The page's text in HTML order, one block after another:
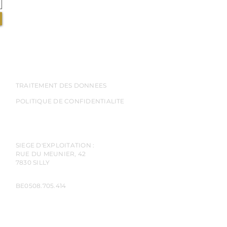
TRAITEMENT DES DONNEES
POLITIQUE DE CONFIDENTIALITE
SIEGE D'EXPLOITATION :
RUE DU MEUNIER, 42
7830 SILLY
BE0508.705.414